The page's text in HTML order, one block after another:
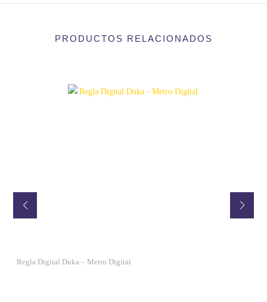
BATERÍAS
PRODUCTOS RELACIONADOS
Regla Digital Duka – Metro Digital